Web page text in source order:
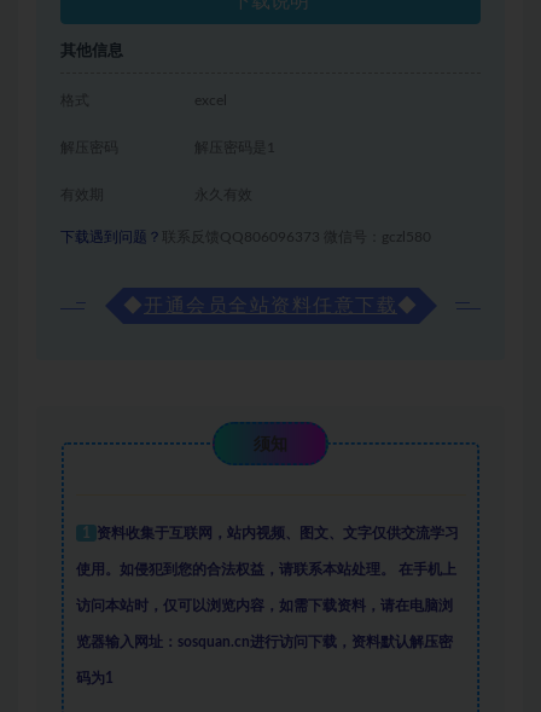
其他信息
格式 excel
解压密码是1
有效期 永久有效
下载遇到问题？ 联系反馈QQ806096373 微信号：gczl580
◆ 开通会员全站资料任意下载◆
须知
1 资料收集于互联网 ， 站内视频、图文、文字仅供交流学习
使用。如侵犯到您的合法权益，请联系本站处理。 在手机上
访问本站时，仅可以浏览内容，如需下载资料，请在电脑浏
览器输入网址：sosquan.cn进行访问下载， 资料默认解压密
码为1